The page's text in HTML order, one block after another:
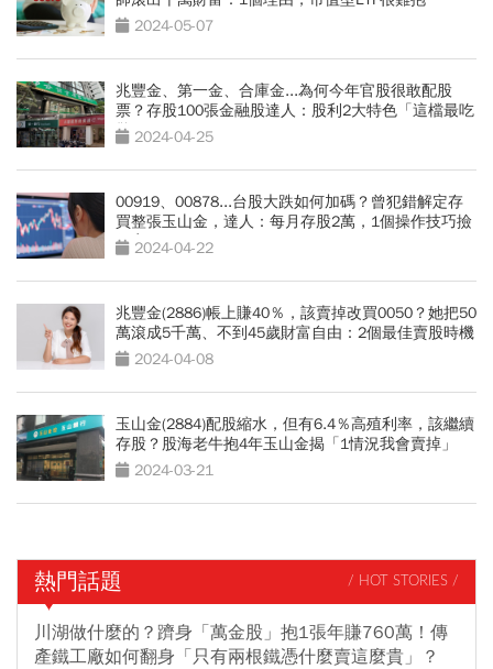
2024-05-07
兆豐金、第一金、合庫金...為何今年官股很敢配股
票？存股100張金融股達人：股利2大特色「這檔最吃
驚」2024-04-25
00919、00878...台股大跌如何加碼？曾犯錯解定存
買整張玉山金，達人：每月存股2萬，1個操作技巧撿
便宜2024-04-22
兆豐金(2886)帳上賺40％，該賣掉改買0050？她把50
萬滾成5千萬、不到45歲財富自由：2個最佳賣股時機
2024-04-08
玉山金(2884)配股縮水，但有6.4％高殖利率，該繼續
存股？股海老牛抱4年玉山金揭「1情況我會賣掉」
2024-03-21
熱門話題 / HOT STORIES /
川湖做什麼的？躋身「萬金股」抱1張年賺760萬！傳
產鐵工廠如何翻身「只有兩根鐵憑什麼賣這麼貴」？